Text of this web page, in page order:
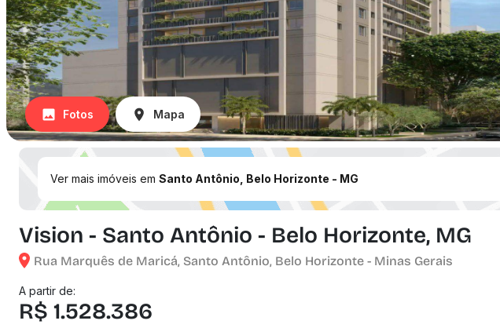
Fotos Mapa
Ver mais imóveis em Santo Antônio, Belo Horizonte - MG
Vision - Santo Antônio - Belo Horizonte, MG
Rua Marquês de Maricá, Santo Antônio, Belo Horizonte - Minas Gerais
A partir de:
R$ 1.528.386